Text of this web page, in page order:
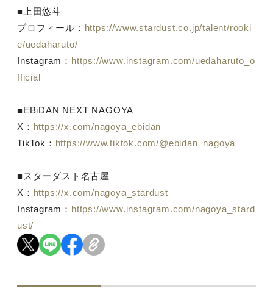
■上田悠斗
プロフィール： https://www.stardust.co.jp/talent/rooki
e/uedaharuto/
Instagram： https://www.instagram.com/uedaharuto_o
fficial
■EBiDAN NEXT NAGOYA
X： https://x.com/nagoya_ebidan
TikTok： https://www.tiktok.com/@ebidan_nagoya
■スターダスト名古屋
X： https://x.com/nagoya_stardust
Instagram： https://www.instagram.com/nagoya_stard
ust/